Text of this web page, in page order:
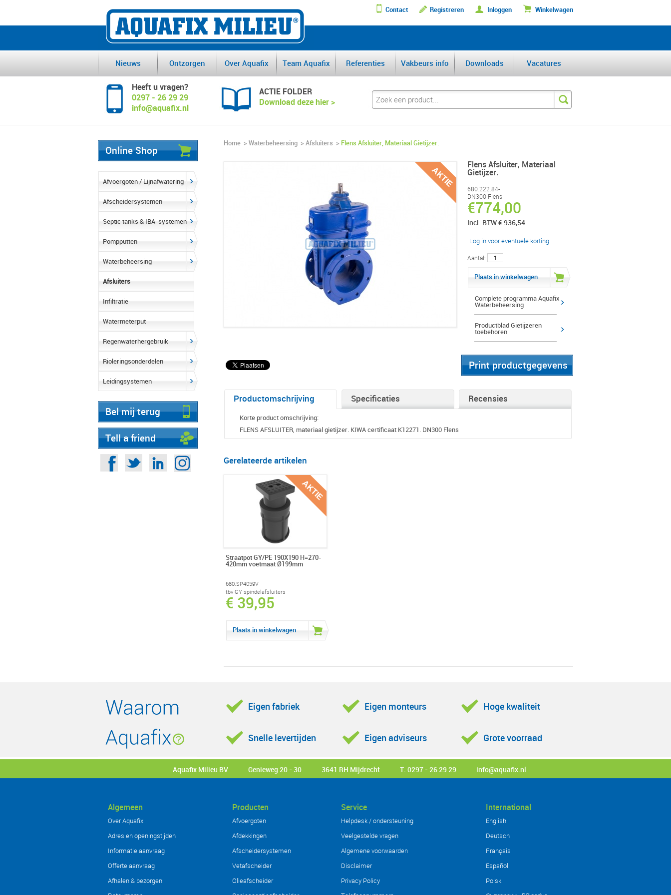
Contact Registreren Inloggen Winkelwagen
DE GROOTSTE AFSCHEIDERFABRIKANT VAN DE BENELUX
Nieuws Ontzorgen Over Aquafix Team Aquafix Referenties Vakbeurs info Downloads Vacatures
Heeft u vragen?
0297 - 26 29 29
info@aquafix.nl
ACTIE FOLDER
Download deze hier >
Online Shop
Afvoergoten / Lijnafwatering
Afscheidersystemen
Septic tanks & IBA-systemen
Pompputten
Waterbeheersing
Afsluiters
Infiltratie
Watermeterput
Regenwaterhergebruik
Rioleringsonderdelen
Leidingsystemen
Bel mij terug
Tell a friend
Home >Waterbeheersing >Afsluiters > Flens Afsluiter, Materiaal Gietijzer.
Flens Afsluiter, Materiaal
Gietijzer.
680.222.84-
DN300 Flens
€774,00
Incl. BTW € 936,54
Log in voor eventuele korting
Aantal:
Plaats in winkelwagen
Complete programma Aquafix
Waterbeheersing
Productblad Gietijzeren
toebehoren
Print productgegevens
Productomschrijving Specificaties Recensies
Korte product omschrijving:
FLENS AFSLUITER, materiaal gietijzer. KIWA certificaat K12271. DN300 Flens
Gerelateerde artikelen
Straatpot GY/PE 190X190 H=270-
420mm voetmaat Ø199mm
680.SP4059V
tbv GY spindelafsluiters
€ 39,95
Plaats in winkelwagen
Eigen fabriek Eigen monteurs Hoge kwaliteit
Snelle levertijden Eigen adviseurs Grote voorraad
Aquafix Milieu BV Genieweg 20 - 30 3641 RH Mijdrecht T. 0297 - 26 29 29 info@aquafix.nl
Algemeen
Over Aquafix
Adres en openingstijden
Informatie aanvraag
Offerte aanvraag
Afhalen & bezorgen
Producten
Afvoergoten
Afdekkingen
Afscheidersystemen
Vetafscheider
Olieafscheider
Service
Helpdesk / ondersteuning
Veelgestelde vragen
Algemene voorwaarden
Disclaimer
Privacy Policy
International
English
Deutsch
Français
Español
Polski